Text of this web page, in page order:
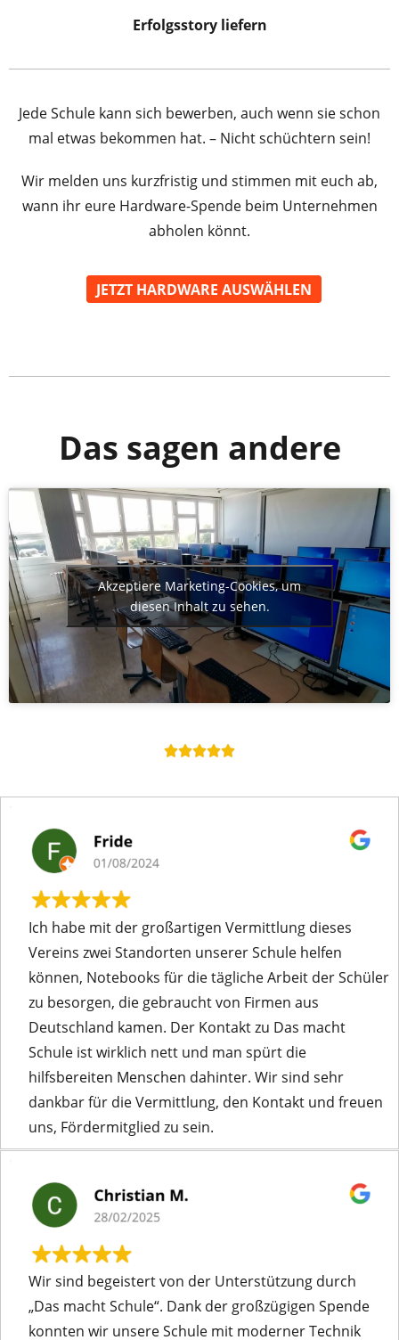
Erfolgsstory liefern
Jede Schule kann sich bewerben, auch wenn sie schon
mal etwas bekommen hat. – Nicht schüchtern sein!
Wir melden uns kurzfristig und stimmen mit euch ab,
wann ihr eure Hardware-Spende beim Unternehmen
abholen könnt.
JETZT HARDWARE AUSWÄHLEN
Das sagen andere
Akzeptiere Marketing-Cookies, um
diesen Inhalt zu sehen.
Ich habe mit der großartigen Vermittlung dieses
Vereins zwei Standorten unserer Schule helfen
können, Notebooks für die tägliche Arbeit der Schüler
zu besorgen, die gebraucht von Firmen aus
Deutschland kamen. Der Kontakt zu Das macht
Schule ist wirklich nett und man spürt die
hilfsbereiten Menschen dahinter. Wir sind sehr
dankbar für die Vermittlung, den Kontakt und freuen
uns, Fördermitglied zu sein.
Wir sind begeistert von der Unterstützung durch
„Das macht Schule“. Dank der großzügigen Spende
konnten wir unsere Schule mit moderner Technik